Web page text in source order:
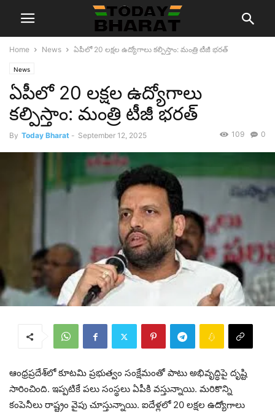
Home News ఏపీలో 20 లక్షల ఉద్యోగాలు కల్పిస్తాం: మంత్రి టీజీ భరత్
News
ఏపీలో 20 లక్షల ఉద్యోగాలు
కల్పిస్తాం: మంత్రి టీజీ భరత్
By Today Bharat - September 12, 2025 0
109
ఆంధ్రప్రదేశ్‌లో కూటమి ప్రభుత్వం సంక్షేమంతో పాటు అభివృద్ధిపై దృష్టి
సారించింది. ఇప్పటికే పలు సంస్థలు ఏపీకి వస్తున్నాయి. మరికొన్ని
కంపెనీలు రాష్ట్రం వైపు చూస్తున్నాయి. ఐదేళ్లలో 20 లక్షల ఉద్యోగాలు